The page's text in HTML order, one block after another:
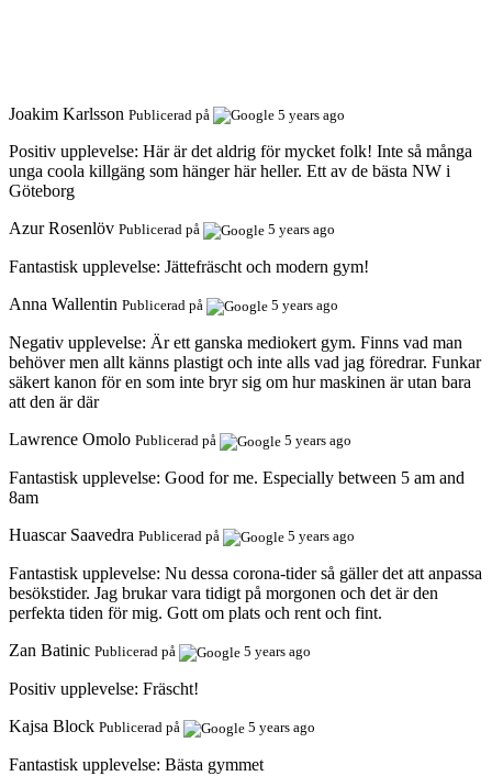
Joakim Karlsson Publicerad på 5 years ago
Positiv upplevelse: Här är det aldrig för mycket folk! Inte så många
unga coola killgäng som hänger här heller. Ett av de bästa NW i
Göteborg
Azur Rosenlöv Publicerad på 5 years ago
Fantastisk upplevelse: Jättefräscht och modern gym!
Anna Wallentin Publicerad på 5 years ago
Negativ upplevelse: Är ett ganska mediokert gym. Finns vad man
behöver men allt känns plastigt och inte alls vad jag föredrar. Funkar
säkert kanon för en som inte bryr sig om hur maskinen är utan bara
att den är där
Lawrence Omolo Publicerad på 5 years ago
Fantastisk upplevelse: Good for me. Especially between 5 am and
8am
Huascar Saavedra Publicerad på 5 years ago
Fantastisk upplevelse: Nu dessa corona-tider så gäller det att anpassa
besökstider. Jag brukar vara tidigt på morgonen och det är den
perfekta tiden för mig. Gott om plats och rent och fint.
Zan Batinic Publicerad på 5 years ago
Positiv upplevelse: Fräscht!
Kajsa Block Publicerad på 5 years ago
Fantastisk upplevelse: Bästa gymmet